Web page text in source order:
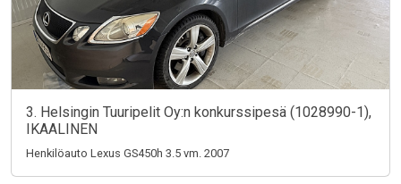
3. Helsingin Tuuripelit Oy:n konkurssipesä (1028990-1),
IKAALINEN
Henkilöauto Lexus GS450h 3.5 vm. 2007